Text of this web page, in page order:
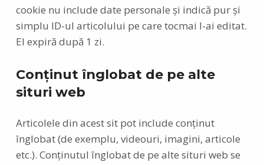
cookie nu include date personale și indică pur și
simplu ID-ul articolului pe care tocmai l-ai editat.
El expiră după 1 zi.
Conținut înglobat de pe alte
situri web
Articolele din acest sit pot include conținut
înglobat (de exemplu, videouri, imagini, articole
etc.). Conținutul înglobat de pe alte situri web se